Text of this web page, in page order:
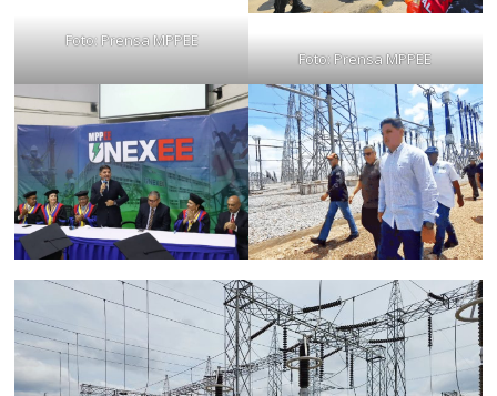
Foto: Prensa MPPEE
Foto: Prensa MPPEE